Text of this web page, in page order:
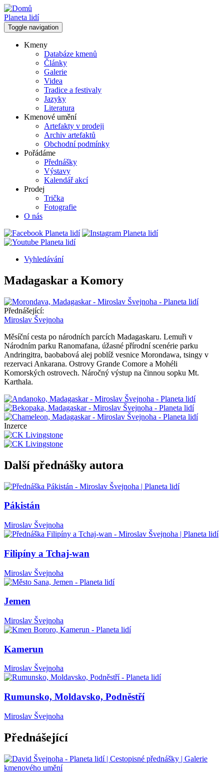
Přejít
k
hlavnímu
obsahu
Planeta lidí
Toggle navigation
Hlavní
navigace
Kmeny
Databáze kmenů
Články
Galerie
Videa
Tradice a festivaly
Jazyky
Literatura
Kmenové umění
Artefakty v prodeji
Archiv artefaktů
Obchodní podmínky
Pořádáme
Přednášky
Výstavy
Kalendář akcí
Prodej
Trička
Fotografie
O nás
navigace
Vyhledávání
Madagaskar a Komory
Přednášející:
Miroslav Švejnoha
Měsíční cesta po národních parcích Madagaskaru. Lemuři v
Národním parku Ranomafana, úžasné přírodní scenérie parku
Andringitra, baobabová alej poblíž vesnice Morondawa, tsingy v
rezervaci Ankarana. Ostrovy Grande Comore a Mohéli
Komorských ostrovech. Náročný výstup na činnou sopku Mt.
Karthala.
Inzerce
Další přednášky autora
Pákistán
Miroslav Švejnoha
Filipíny a Tchaj-wan
Miroslav Švejnoha
Jemen
Miroslav Švejnoha
Kamerun
Miroslav Švejnoha
Rumunsko, Moldavsko, Podněstří
Miroslav Švejnoha
Přednášející